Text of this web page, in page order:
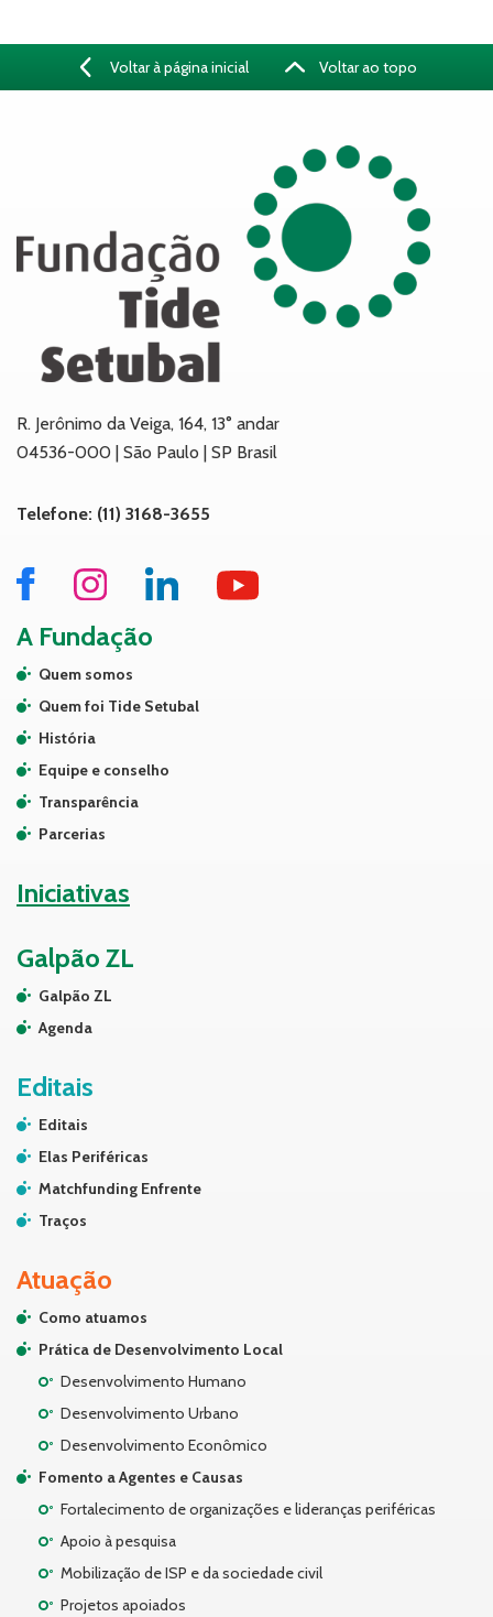
Voltar à página inicial Voltar ao topo
R. Jerônimo da Veiga, 164, 13° andar
04536-000 | São Paulo | SP Brasil
Telefone: (11) 3168-3655
A Fundação
Quem somos
Quem foi Tide Setubal
História
Equipe e conselho
Transparência
Parcerias
Iniciativas
Galpão ZL
Galpão ZL
Agenda
Editais
Editais
Elas Periféricas
Matchfunding Enfrente
Traços
Atuação
Como atuamos
Prática de Desenvolvimento Local
Desenvolvimento Humano
Desenvolvimento Urbano
Desenvolvimento Econômico
Fomento a Agentes e Causas
Fortalecimento de organizações e lideranças periféricas
Apoio à pesquisa
Mobilização de ISP e da sociedade civil
Projetos apoiados